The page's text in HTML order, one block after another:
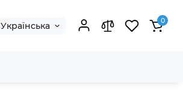
Українська 0